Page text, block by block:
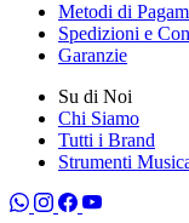
Metodi di
Spedizioni e
Garanzie
Su di Noi
Chi Siamo
Tutti i Brand
Strumenti